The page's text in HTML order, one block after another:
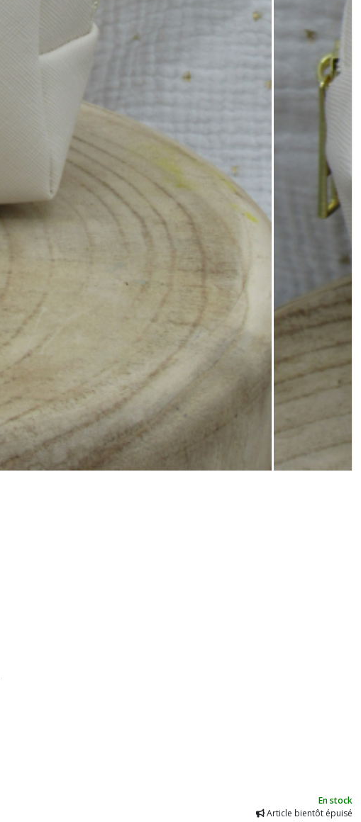
En stock
Article bientôt épuisé